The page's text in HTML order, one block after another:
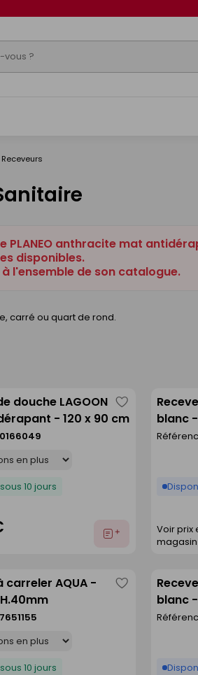
Receveurs
PLANEO anthracite mat
disponibles.
l'ensemble de son catalogue.
carré ou quart de rond.
douche LAGOON
- 120 x 90 cm
10 jours
Ajouter
Enregistrer
commeblanc
Voir prix
magasin
carreler AQUA -
10 jours
Enregistrer
commeblanc